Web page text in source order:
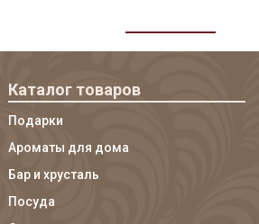
Каталог товаров
Подарки
Ароматы для дома
Бар и хрусталь
Посуда